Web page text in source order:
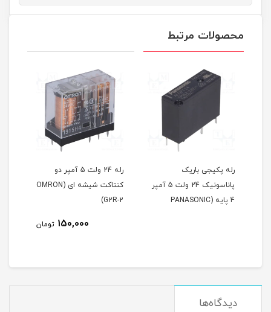
محصولات مرتبط
رله پکیجی باریک
پاناسونیک 24 ولت 5 آمپر
4 پایه (PANASONIC
رله 24 ولت 5 آمپر دو
کنتاکت شیشه ای (OMRON
150,000 تومان
کنتاکت (MPJ2-S-124-C)
دیدگاه‌ها